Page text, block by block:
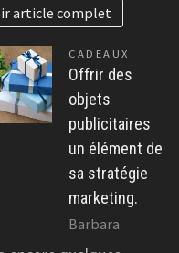
article complet
CADEAUX
Offrir des
objets
publicitaires
un élément de
sa stratégie
marketing.
Barbara